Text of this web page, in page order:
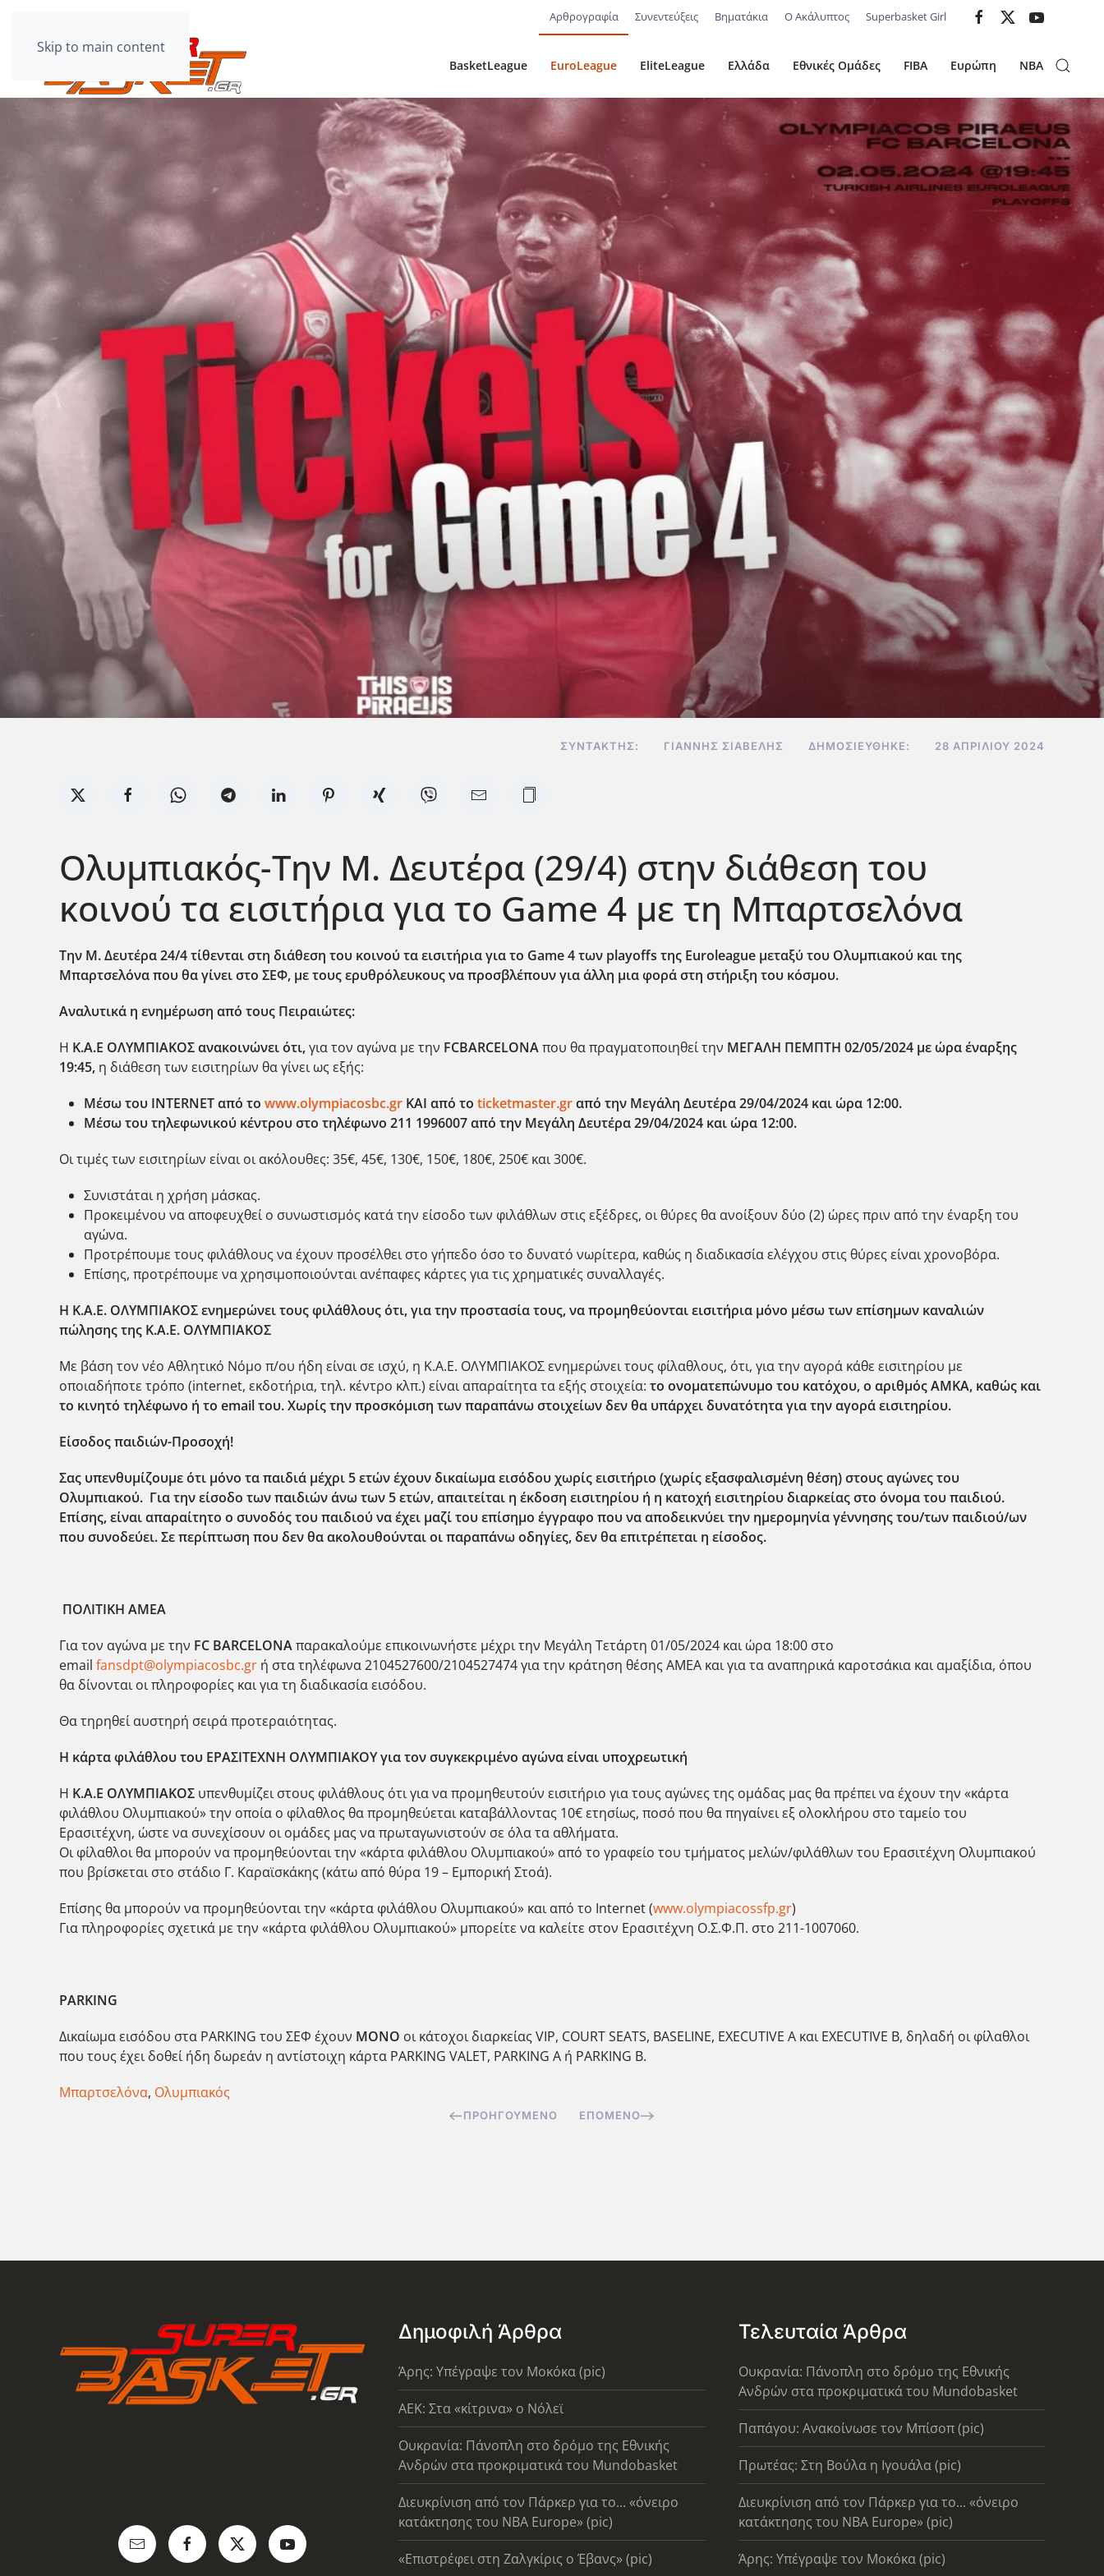
Skip to main content
Αρθρογραφία Συνεντεύξεις Βηματάκια Ο Ακάλυπτος Superbasket Girl
BasketLeague EuroLeague EliteLeague Ελλάδα Εθνικές Ομάδες FIBA Ευρώπη NBA
ΣΥΝΤΆΚΤΗΣ: ΓΙΆΝΝΗΣ ΣΙΑΒΕΛΉΣ ΔΗΜΟΣΙΕΎΘΗΚΕ: 28 ΑΠΡΙΛΊΟΥ 2024
Oλυμπιακός-Την Μ. Δευτέρα (29/4) στην διάθεση του
κοινού τα εισιτήρια για το Game 4 με τη Μπαρτσελόνα
Την Μ. Δευτέρα 24/4 τίθενται στη διάθεση του κοινού τα εισιτήρια για το Game 4 των playoffs της Euroleague μεταξύ του Ολυμπιακού και της
Μπαρτσελόνα που θα γίνει στο ΣΕΦ, με τους ερυθρόλευκους να προσβλέπουν για άλλη μια φορά στη στήριξη του κόσμου.
Αναλυτικά η ενημέρωση από τους Πειραιώτες:
H Κ.Α.Ε ΟΛΥΜΠΙΑΚΟΣανακοινώνει ότι,για τον αγώνα με την FCBARCELONAπου θα πραγματοποιηθεί την ΜΕΓΑΛΗ ΠΕΜΠΤΗ 02/05/2024 με ώρα έναρξης
19:45, η διάθεση των εισιτηρίων θα γίνει ως εξής:
Μέσω του INTERNETαπό το www.olympiacosbc.gr ΚΑΙ από το ticketmaster.grαπό την Μεγάλη Δευτέρα 29/04/2024 και ώρα 12:00.
Μέσω του τηλεφωνικού κέντρου στο τηλέφωνο 211 1996007 από την Μεγάλη Δευτέρα 29/04/2024 και ώρα 12:00.
Οι τιμές των εισιτηρίων είναι οι ακόλουθες: 35€, 45€, 130€, 150€, 180€, 250€ και 300€.
Συνιστάται η χρήση μάσκας.
Προκειμένου να αποφευχθεί ο συνωστισμός κατά την είσοδο των φιλάθλων στις εξέδρες, οι θύρες θα ανοίξουν δύο (2) ώρες πριν από την έναρξη του
αγώνα.
Προτρέπουμε τους φιλάθλους να έχουν προσέλθει στο γήπεδο όσο το δυνατό νωρίτερα, καθώς η διαδικασία ελέγχου στις θύρες είναι χρονοβόρα.
Επίσης, προτρέπουμε να χρησιμοποιούνται ανέπαφες κάρτες για τις χρηματικές συναλλαγές.
Η Κ.Α.Ε. ΟΛΥΜΠΙΑΚΟΣ ενημερώνει τους φιλάθλους ότι, για την προστασία τους, να προμηθεύονται εισιτήρια μόνο μέσω των επίσημων καναλιών
πώλησης της Κ.Α.Ε. ΟΛΥΜΠΙΑΚΟΣ
Με βάση τον νέο Αθλητικό Νόμο π/ου ήδη είναι σε ισχύ, η Κ.Α.Ε. ΟΛΥΜΠΙΑΚΟΣ ενημερώνει τους φίλαθλους, ότι, για την αγορά κάθε εισιτηρίου με
οποιαδήποτε τρόπο (internet, εκδοτήρια, τηλ. κέντρο κλπ.) είναι απαραίτητα τα εξής στοιχεία: το ονοματεπώνυμο του κατόχου, ο αριθμός ΑΜΚΑ, καθώς και
το κινητό τηλέφωνο ή το email του. Χωρίς την προσκόμιση των παραπάνω στοιχείων δεν θα υπάρχει δυνατότητα για την αγορά εισιτηρίου.
Είσοδος παιδιών-Προσοχή!
Σας υπενθυμίζουμε ότι μόνο τα παιδιά μέχρι 5 ετών έχουν δικαίωμα εισόδου χωρίς εισιτήριο (χωρίς εξασφαλισμένη θέση) στους αγώνες του
Ολυμπιακού. Για την είσοδο των παιδιών άνω των 5 ετών, απαιτείται η έκδοση εισιτηρίου ή η κατοχή εισιτηρίου διαρκείας στο όνομα του παιδιού.
Επίσης, είναι απαραίτητο ο συνοδός του παιδιού να έχει μαζί του επίσημο έγγραφο που να αποδεικνύει την ημερομηνία γέννησης του/των παιδιού/ων
που συνοδεύει. Σε περίπτωση που δεν θα ακολουθούνται οι παραπάνω οδηγίες, δεν θα επιτρέπεται η είσοδος.
ΠΟΛΙΤΙΚΗ ΑΜΕΑ
Για τον αγώνα με την FC BARCELONAπαρακαλούμε επικοινωνήστε μέχρι την Μεγάλη Τετάρτη 01/05/2024 και ώρα 18:00 στο
email fansdpt@olympiacosbc.gr ή στα τηλέφωνα 2104527600/2104527474 για την κράτηση θέσης ΑΜΕΑ και για τα αναπηρικά καροτσάκια και αμαξίδια, όπου
θα δίνονται οι πληροφορίες και για τη διαδικασία εισόδου.
Θα τηρηθεί αυστηρή σειρά προτεραιότητας.
Η κάρτα φιλάθλου του ΕΡΑΣΙΤΕΧΝΗ ΟΛΥΜΠΙΑΚΟΥ για τον συγκεκριμένο αγώνα είναι υποχρεωτική
Η Κ.Α.Ε ΟΛΥΜΠΙΑΚΟΣ υπενθυμίζει στους φιλάθλους ότι για να προμηθευτούν εισιτήριο για τους αγώνες της ομάδας μας θα πρέπει να έχουν την «κάρτα
φιλάθλου Ολυμπιακού» την οποία ο φίλαθλος θα προμηθεύεται καταβάλλοντας 10€ ετησίως, ποσό που θα πηγαίνει εξ ολοκλήρου στο ταμείο του
Ερασιτέχνη, ώστε να συνεχίσουν οι ομάδες μας να πρωταγωνιστούν σε όλα τα αθλήματα.
Οι φίλαθλοι θα μπορούν να προμηθεύονται την «κάρτα φιλάθλου Ολυμπιακού» από το γραφείο του τμήματος μελών/φιλάθλων του Ερασιτέχνη Ολυμπιακού
που βρίσκεται στο στάδιο Γ. Καραϊσκάκης (κάτω από θύρα 19 – Εμπορική Στοά).
Επίσης θα μπορούν να προμηθεύονται την «κάρτα φιλάθλου Ολυμπιακού» και από το Internet (www.olympiacossfp.gr)
Για πληροφορίες σχετικά με την «κάρτα φιλάθλου Ολυμπιακού» μπορείτε να καλείτε στον Ερασιτέχνη Ο.Σ.Φ.Π. στο 211-1007060.
PARKING
Δικαίωμα εισόδου στα PARKING του ΣΕΦ έχουν ΜΟΝΟ οι κάτοχοι διαρκείας VIP, COURT SEATS, BASELINE, EXECUTIVE A και EXECUTIVE B, δηλαδή οι φίλαθλοι
που τους έχει δοθεί ήδη δωρεάν η αντίστοιχη κάρτα PARKING VALET, PARKING A ή PARKING B.
Μπαρτσελόνα, Ολυμπιακός
ΠΡΟΗΓΟΎΜΕΝΟ ΕΠΌΜΕΝΟ
Δημοφιλή Άρθρα
Άρης: Υπέγραψε τον Μοκόκα (pic)
AEK: Στα «κίτρινα» ο Νόλεϊ
Ουκρανία: Πάνοπλη στο δρόμο της Εθνικής
Ανδρών στα προκριματικά του Mundobasket
Διευκρίνιση από τον Πάρκερ για το... «όνειρο
κατάκτησης του ΝΒΑ Europe» (pic)
«Επιστρέφει στη Ζαλγκίρις ο Έβανς» (pic)
Τελευταία Άρθρα
Ουκρανία: Πάνοπλη στο δρόμο της Εθνικής
Ανδρών στα προκριματικά του Mundobasket
Παπάγου: Ανακοίνωσε τον Μπίσοπ (pic)
Πρωτέας: Στη Βούλα η Ιγουάλα (pic)
Διευκρίνιση από τον Πάρκερ για το... «όνειρο
κατάκτησης του ΝΒΑ Europe» (pic)
Άρης: Υπέγραψε τον Μοκόκα (pic)